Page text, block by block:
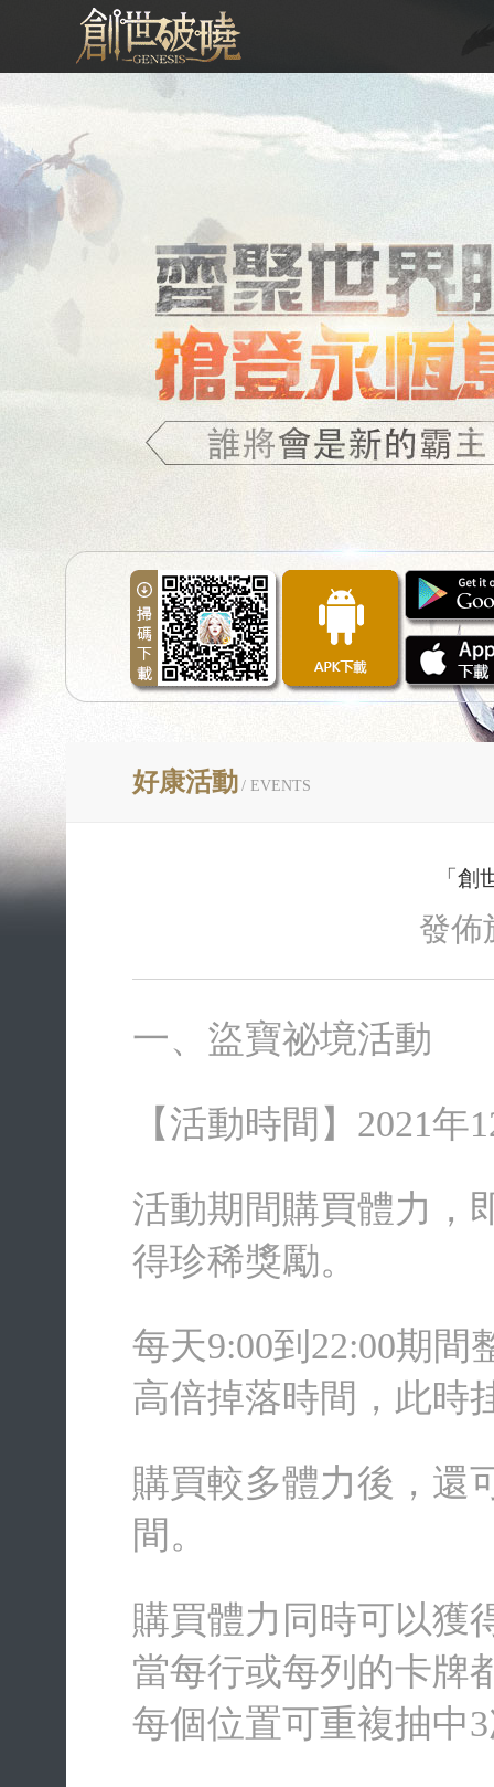
好康活動 / EVENTS
「
發佈
一、盜寶祕境活動
【活動時間】2021年
活動期間購買體力，
得珍稀獎勵。
每天9:00到22:00期
高倍掉落時間，此時
購買較多體力後，還
間。
購買體力同時可以獲
當每行或每列的卡牌
每個位置可重複抽中